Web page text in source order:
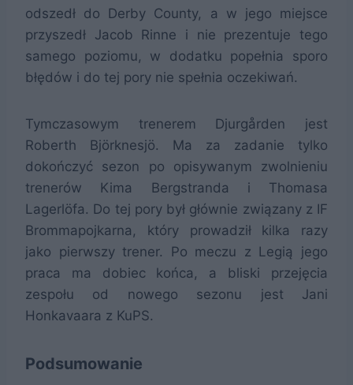
odszedł do Derby County, a w jego miejsce
przyszedł Jacob Rinne i nie prezentuje tego
samego poziomu, w dodatku popełnia sporo
błędów i do tej pory nie spełnia oczekiwań.
Tymczasowym trenerem Djurgården jest
Roberth Björknesjö. Ma za zadanie tylko
dokończyć sezon po opisywanym zwolnieniu
trenerów Kima Bergstranda i Thomasa
Lagerlöfa. Do tej pory był głównie związany z IF
Brommapojkarna, który prowadził kilka razy
jako pierwszy trener. Po meczu z Legią jego
praca ma dobiec końca, a bliski przejęcia
zespołu od nowego sezonu jest Jani
Honkavaara z KuPS.
Podsumowanie